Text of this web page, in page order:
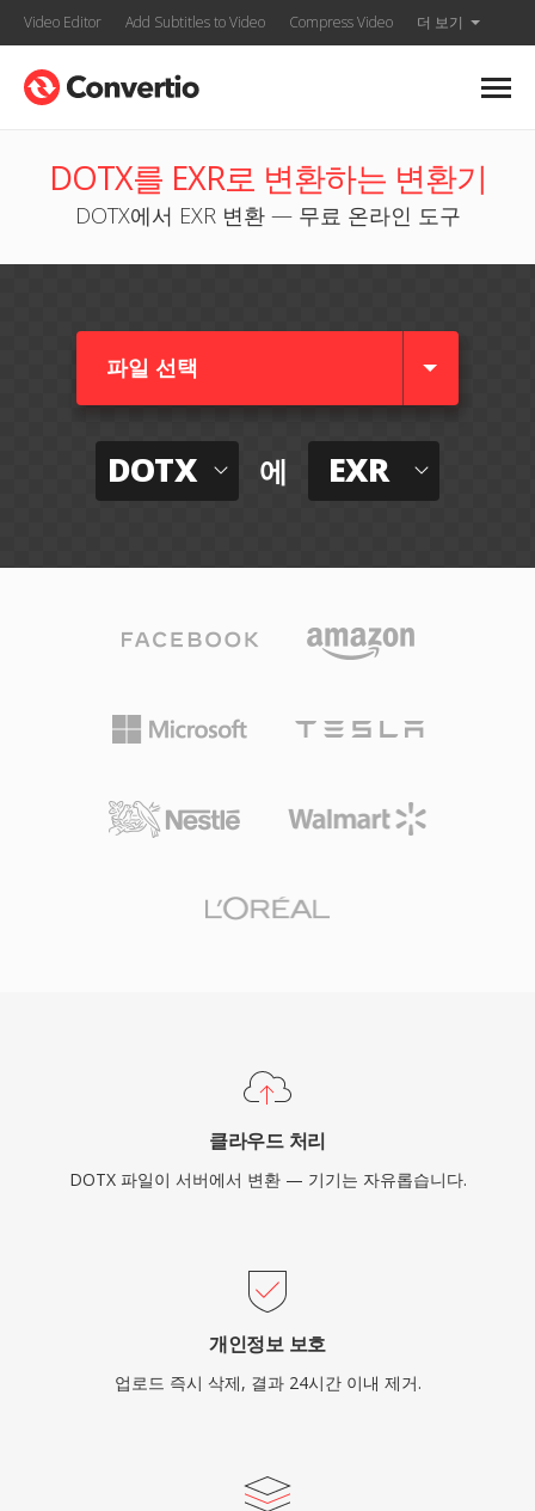
Video Editor Add Subtitles to Video Compress Video 더 보기
DOTX를 EXR로 변환하는 변환기
DOTX에서 EXR 변환 — 무료 온라인 도구
파일 선택
DOTX 에 EXR
클라우드 처리
DOTX 파일이 서버에서 변환 — 기기는 자유롭습니다.
개인정보 보호
업로드 즉시 삭제, 결과 24시간 이내 제거.